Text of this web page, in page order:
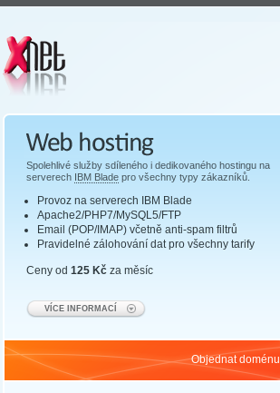
Web hosting
Spolehlivé služby sdíleného i dedikovaného hostingu na
serverech IBM Blade pro všechny typy zákazníků.
Provoz na serverech IBM Blade
Apache2/PHP7/MySQL5/FTP
Email (POP/IMAP) včetně anti-spam filtrů
Pravidelné zálohování dat pro všechny tarify
Ceny od 125 Kč za měsíc
VÍCE INFORMACÍ
Objednat doménu